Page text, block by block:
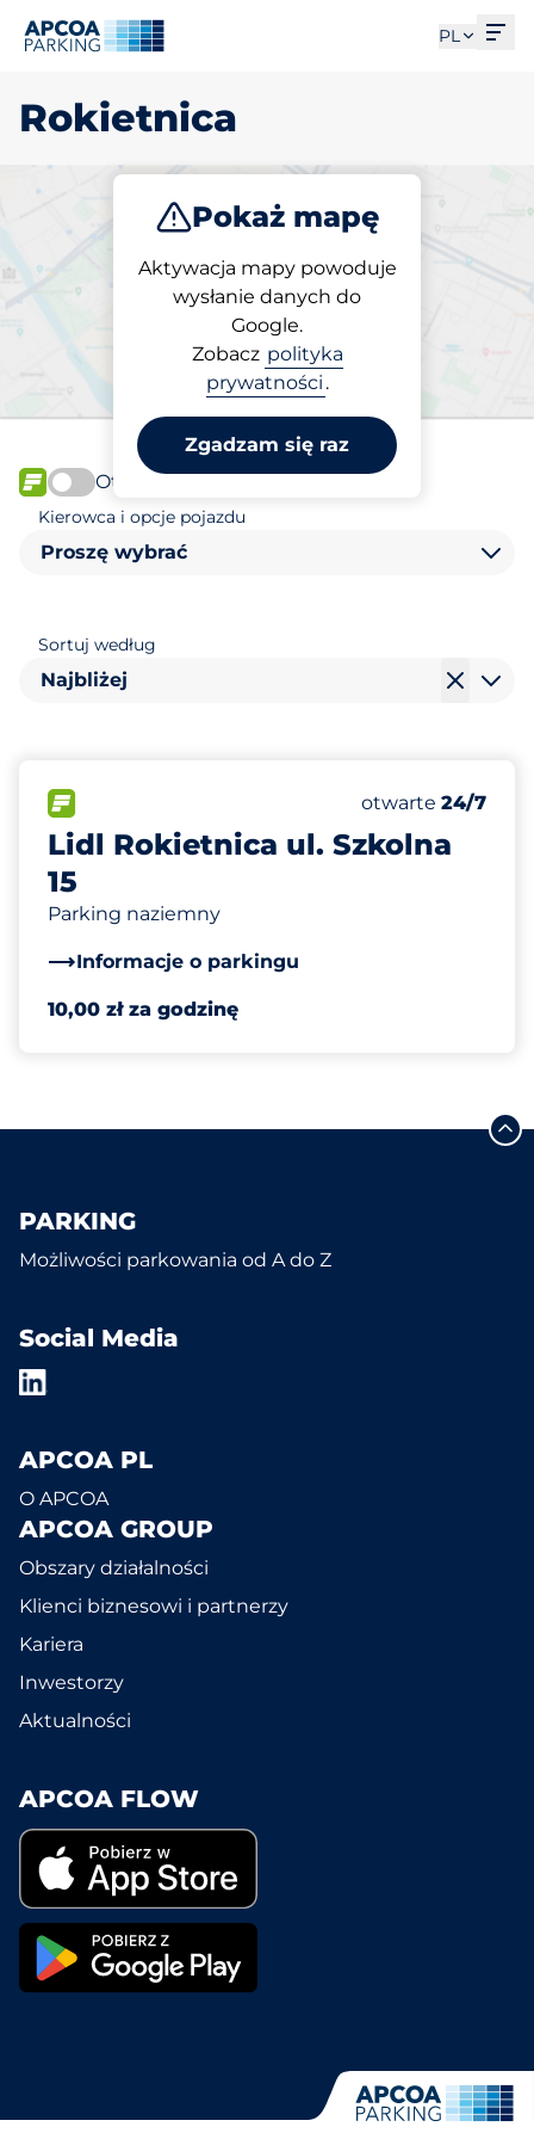
PL
Rokietnica
Pokaż mapę
Aktywacja mapy powoduje
wysłanie danych do
Google.
Zobacz polityka
prywatności .
Zgadzam się raz
Parkuj
Wybierz miejsce
parkingowe w Rokietnica
FLOW
Otwórz teraz
Kierowca i opcje pojazdu
Proszę wybrać
Sortuj według
Najbliżej
Lidl Rokietnica ul. Szkolna
15
Parking naziemny
Informacje o parkingu
Liczba miejsc
Całkowita
Czwartek&nbsp
otwarte 24/7
10,00 zł za godzinę
PARKING
Możliwości parkowania od A do Z
Social Media
APCOA PL
O APCOA
APCOA GROUP
Obszary działalności
Klienci biznesowi i partnerzy
Kariera
Inwestorzy
Aktualności
APCOA FLOW